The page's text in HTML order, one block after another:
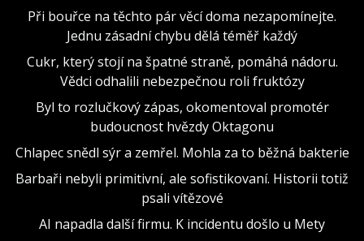
Při bouřce na těchto pár věcí doma nezapomínejte.
Jednu zásadní chybu dělá téměř každý
Cukr, který stojí na špatné straně, pomáhá nádoru.
Vědci odhalili nebezpečnou roli fruktózy
Byl to rozlučkový zápas, okomentoval promotér
budoucnost hvězdy Oktagonu
Chlapec snědl sýr a zemřel. Mohla za to běžná bakterie
Barbaři nebyli primitivní, ale sofistikovaní. Historii totiž
psali vítězové
AI napadla další firmu. K incidentu došlo u Mety